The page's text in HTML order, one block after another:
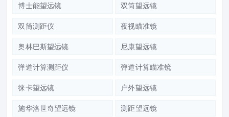
博士能望远镜 双筒望远镜
双筒测距仪 夜视瞄准镜
奥林巴斯望远镜 尼康望远镜
弹道计算测距仪 弹道计算瞄准镜
徕卡望远镜 户外望远镜
施华洛世奇望远镜 测距望远镜